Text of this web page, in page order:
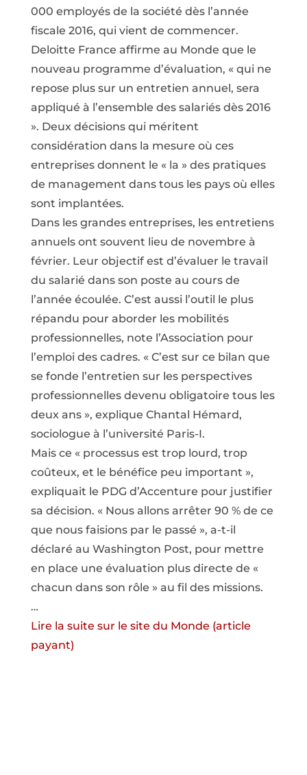
000 employés de la société dès l’année
fiscale 2016, qui vient de commencer.
Deloitte France affirme au Monde que le
nouveau programme d’évaluation, « qui ne
repose plus sur un entretien annuel, sera
appliqué à l’ensemble des salariés dès 2016
». Deux décisions qui méritent
considération dans la mesure où ces
entreprises donnent le « la » des pratiques
de management dans tous les pays où elles
sont implantées.
Dans les grandes entreprises, les entretiens
annuels ont souvent lieu de novembre à
février. Leur objectif est d’évaluer le travail
du salarié dans son poste au cours de
l’année écoulée. C’est aussi l’outil le plus
répandu pour aborder les mobilités
professionnelles, note l’Association pour
l’emploi des cadres. « C’est sur ce bilan que
se fonde l’entretien sur les perspectives
professionnelles devenu obligatoire tous les
deux ans », explique Chantal Hémard,
sociologue à l’université Paris-I.
Mais ce « processus est trop lourd, trop
coûteux, et le bénéfice peu important »,
expliquait le PDG d’Accenture pour justifier
sa décision. « Nous allons arrêter 90 % de ce
que nous faisions par le passé », a-t-il
déclaré au Washington Post, pour mettre
en place une évaluation plus directe de «
chacun dans son rôle » au fil des missions.
…
Lire la suite sur le site du Monde (article
payant)